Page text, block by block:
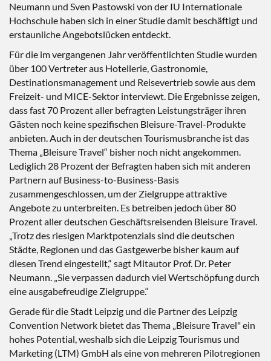
Neumann und Sven Pastowski von der IU Internationale
Hochschule haben sich in einer Studie damit beschäftigt und
erstaunliche Angebotslücken entdeckt.
Für die im vergangenen Jahr veröffentlichten Studie wurden
über 100 Vertreter aus Hotellerie, Gastronomie,
Destinationsmanagement und Reisevertrieb sowie aus dem
Freizeit- und MICE-Sektor interviewt. Die Ergebnisse zeigen,
dass fast 70 Prozent aller befragten Leistungsträger ihren
Gästen noch keine spezifischen Bleisure-Travel-Produkte
anbieten. Auch in der deutschen Tourismusbranche ist das
Thema „Bleisure Travel“ bisher noch nicht angekommen.
Lediglich 28 Prozent der Befragten haben sich mit anderen
Partnern auf Business-to-Business-Basis
zusammengeschlossen, um der Zielgruppe attraktive
Angebote zu unterbreiten. Es betreiben jedoch über 80
Prozent aller deutschen Geschäftsreisenden Bleisure Travel.
„Trotz des riesigen Marktpotenzials sind die deutschen
Städte, Regionen und das Gastgewerbe bisher kaum auf
diesen Trend eingestellt,“ sagt Mitautor Prof. Dr. Peter
Neumann. „Sie verpassen dadurch viel Wertschöpfung durch
eine ausgabefreudige Zielgruppe.“
Gerade für die Stadt Leipzig und die Partner des Leipzig
Convention Network bietet das Thema „Bleisure Travel" ein
hohes Potential, weshalb sich die Leipzig Tourismus und
Marketing (LTM) GmbH als eine von mehreren Pilotregionen